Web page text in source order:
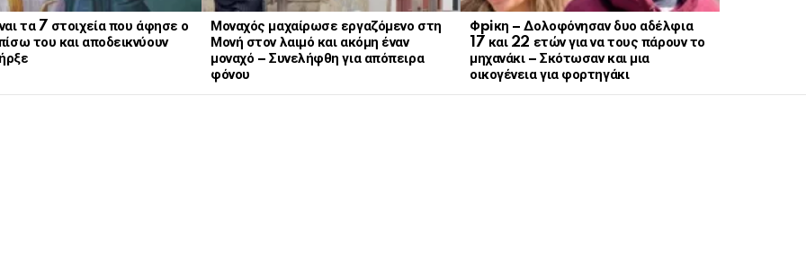
τα 7 στοιχεία που άφησε ο
του και αποδεικνύουν
Μοναχός μαχαίρωσε εργαζόμενο στη
Μονή στον λαιμό και ακόμη έναν
μοναχό – Συνελήφθη για απόπειρα
φόνου
Φpiκη – Δολοφόνησαν δυο αδέλφια
17 και 22 ετών για να τους πάρουν το
μηχανάκι – Σκότωσαν και μια
οικογένεια για φορτηγάκι